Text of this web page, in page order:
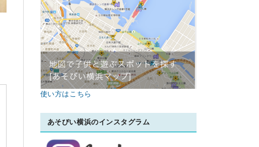
使い方はこちら
あそびい横浜のインスタグラム